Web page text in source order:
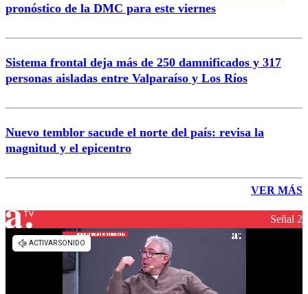
pronóstico de la DMC para este viernes
Sistema frontal deja más de 250 damnificados y 317
personas aisladas entre Valparaíso y Los Ríos
Nuevo temblor sacude el norte del país: revisa la
magnitud y el epicentro
VER MÁS
Señal 2